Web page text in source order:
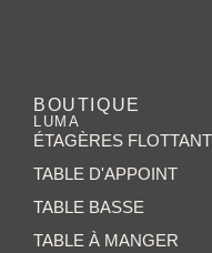
BOUTIQUE
LUMA
ÉTAGÈRES
TABLE D'APPOINT
TABLE BASSE
TABLE À MANGER